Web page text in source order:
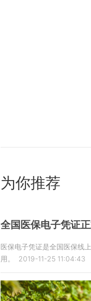
为你推荐
全国医保电子凭证
医保电子凭证是全国医保线
用。
2019-11-25 11:04:43